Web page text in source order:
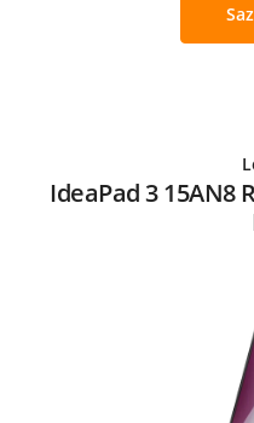
IdeaPad 3 15AN8